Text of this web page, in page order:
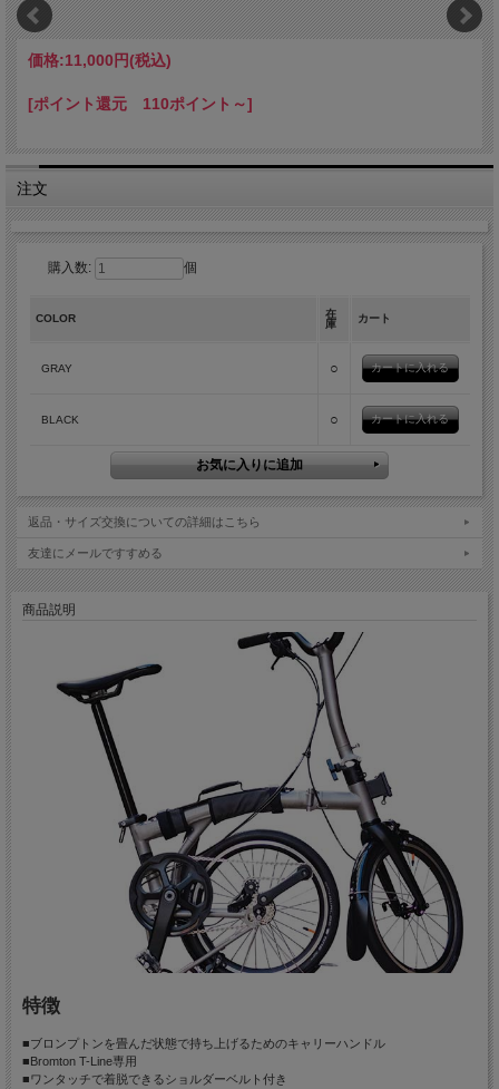
価格:11,000円(税込)
[ポイント還元 110ポイント～]
注文
購入数: 個
COLOR
在
庫
カート
GRAY ○
BLACK ○
返品・サイズ交換についての詳細はこちら
友達にメールですすめる
商品説明
特徴
■ブロンプトンを畳んだ状態で持ち上げるためのキャリーハンドル
■Bromton T-Line専用
■ワンタッチで着脱できるショルダーベルト付き